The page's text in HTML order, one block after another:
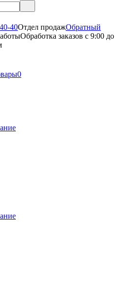
40Отдел продажОбратный
Обработка заказов с 9:00 до
0